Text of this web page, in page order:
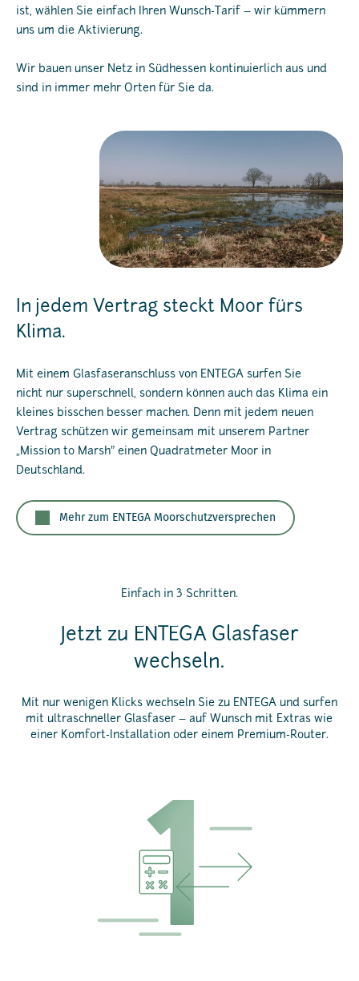
ist, wählen Sie einfach Ihren Wunsch-Tarif – wir kümmern
uns um die Aktivierung.
Wir bauen unser Netz in Südhessen kontinuierlich aus und
sind in immer mehr Orten für Sie da.
In jedem Vertrag steckt Moor fürs
Klima.
Mit einem Glasfaseranschluss von ENTEGA surfen Sie
nicht nur superschnell, sondern können auch das Klima ein
kleines bisschen besser machen. Denn mit jedem neuen
Vertrag schützen wir gemeinsam mit unserem Partner
„Mission to Marsh” einen Quadratmeter Moor in
Deutschland.
Mehr zum ENTEGA Moorschutzversprechen
Einfach in 3 Schritten.
Jetzt zu ENTEGA Glasfaser
wechseln.
Mit nur wenigen Klicks wechseln Sie zu ENTEGA und surfen
mit ultraschneller Glasfaser – auf Wunsch mit Extras wie
einer Komfort-Installation oder einem Premium-Router.